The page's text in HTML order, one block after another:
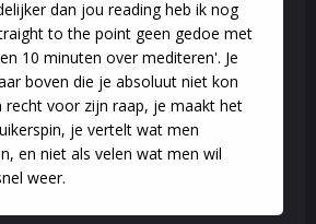
dan jou reading heb ik nog
to the point geen gedoe met
10 minuten over mediteren'. Je
boven die je absoluut niet kon
recht voor zijn raap, je maakt het
je vertelt wat men
en niet als velen wat men wil
weer.